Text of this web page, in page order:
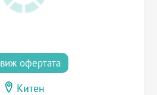
виж офертата
Китен